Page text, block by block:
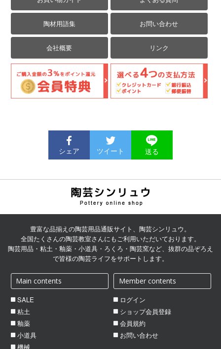
陶材用語集 お問い合わせ
会社概要 リンク
シェア ツイート 送る
豊富な品揃えの陶芸用品通販サイト、陶芸シンリュウ。
全国たくさんの陶芸教室さんにもご利用いただいております。
陶芸用品・粘土・釉薬・小道具・ろくろ・陶芸窯など、抜群の品ぞろえ
で皆様の陶芸ライフをサポートします。
Main contents
SALE
粘土
釉薬
小道具
機械
Member contents
ログイン
ショップ会員登録
会員規約
お問い合わせ